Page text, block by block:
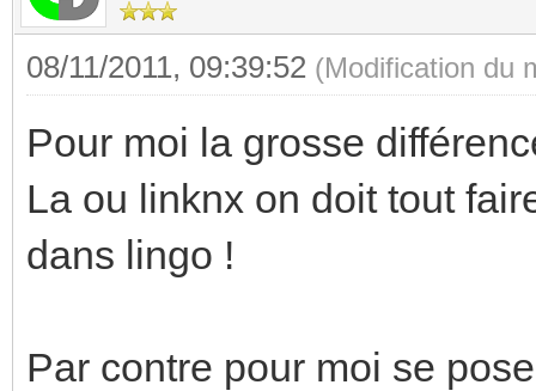
08/11/2011, 09:39:52 (Modification du
Pour moi la grosse
La ou linknx on doit tout
dans lingo !
Par contre pour moi se